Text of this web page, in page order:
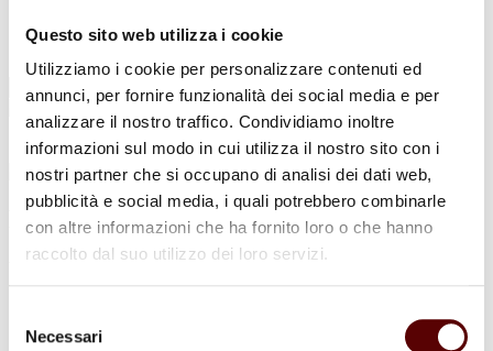
Questo sito web utilizza i cookie
Utilizziamo i cookie per personalizzare contenuti ed
annunci, per fornire funzionalità dei social media e per
analizzare il nostro traffico. Condividiamo inoltre
informazioni sul modo in cui utilizza il nostro sito con i
nostri partner che si occupano di analisi dei dati web,
pubblicità e social media, i quali potrebbero combinarle
con altre informazioni che ha fornito loro o che hanno
raccolto dal suo utilizzo dei loro servizi.
delNecessari
Sedi Onoranze Funebri Ottani
per:
Ermelinda Tassinari